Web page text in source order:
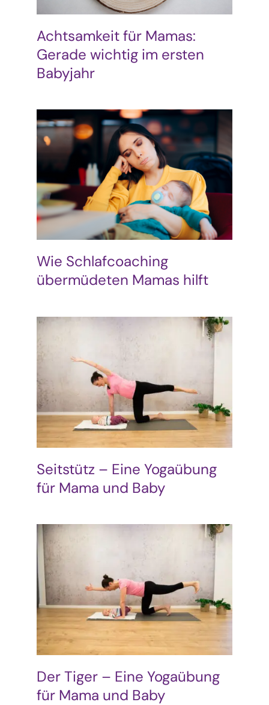
Achtsamkeit für Mamas:
Gerade wichtig im ersten
Babyjahr
Wie Schlafcoaching
übermüdeten Mamas hilft
Seitstütz – Eine Yogaübung
für Mama und Baby
Der Tiger – Eine Yogaübung
für Mama und Baby